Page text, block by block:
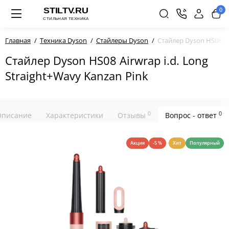
0
Главная Техника Dyson Стайлеры Dyson Стайлер Dyson HS08
Стайлер Dyson HS08 Airwrap i.d. Long
Straight+Wavy Kanzan Pink
Характеристики Отзывы 0 Вопрос - ответ 0
Акция -5 % Хит Популярный